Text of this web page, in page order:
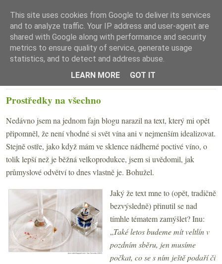
☰ Menu
Prostředky na všechno
Nedávno jsem na jednom fajn blogu narazil na text, který mi opět
připomněl, že není vhodné si svět vína ani v nejmenším idealizovat.
Stejně ostře, jako když mám ve sklence nádherné poctivé víno, o
tolik lepší než je běžná velkoprodukce, jsem si uvědomil, jak
průmyslové odvětví to dnes vlastně je. Bohužel.
Jaký že text mne to (opět, tradičně
bezvýsledně) přinutil se nad
tímhle tématem zamýšlet? Inu:
„Také letos budeme mít veltlín v
pozdním sběru, jen musíme
počkat, co se s ním ještě podaří či
This site uses cookies from Google to deliver its services
and to analyze traffic. Your IP address and user-agent are
shared with Google along with performance and security
metrics to ensure quality of service, generate usage
statistics, and to detect and address abuse.
LEARN MORE
GOT IT